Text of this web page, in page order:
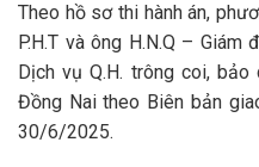
Theo hồ sơ thi hành án,
P.H.T và ông H.N.Q –
Dịch vụ Q.H. trông coi,
Đồng Nai theo Biên bản
30/6/2025.